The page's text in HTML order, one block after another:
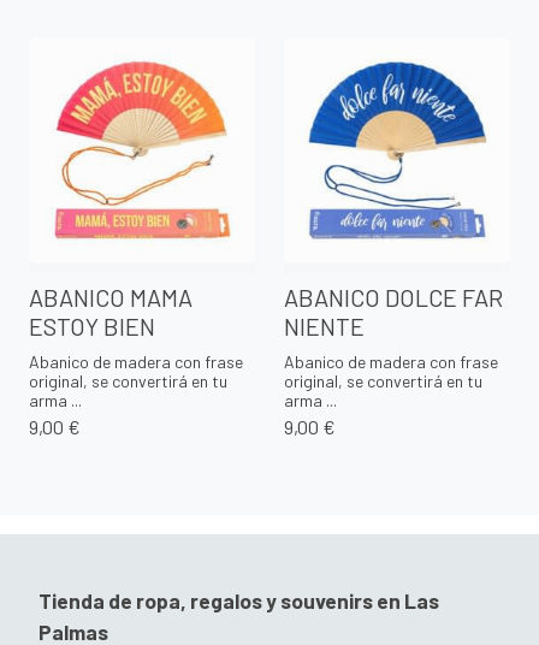
ABANICO MAMA
ESTOY BIEN
Abanico de madera con frase
original, se convertirá en tu
arma ...
9,00 €
ABANICO DOLCE FAR
NIENTE
Abanico de madera con frase
original, se convertirá en tu
arma ...
9,00 €
Tienda de ropa, regalos y souvenirs en Las
Palmas